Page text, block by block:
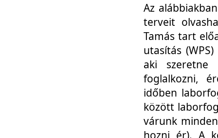
Az
terveit
Tamás tart
utasítás
aki szeretne
foglalkozni,
időben
között
várunk
hozni ér). A